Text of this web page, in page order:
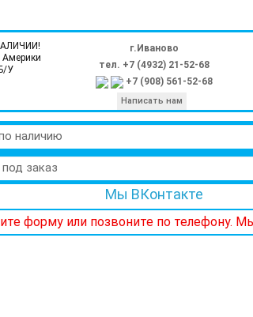
У
г.Иваново
тел. +7 (4932) 21-52-68
+7 (908) 561-52-68
Написать нам
наличию
заказ
Мы ВКонтакте
форму или позвоните по телефону.